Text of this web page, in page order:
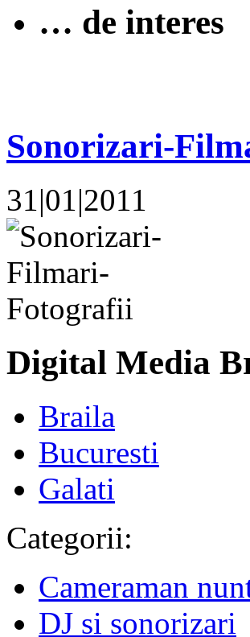
… de interes
Sonorizari-
31|01|2011
Digital Media
Braila
Bucuresti
Galati
Categorii:
Cameraman
DJ si sonorizari